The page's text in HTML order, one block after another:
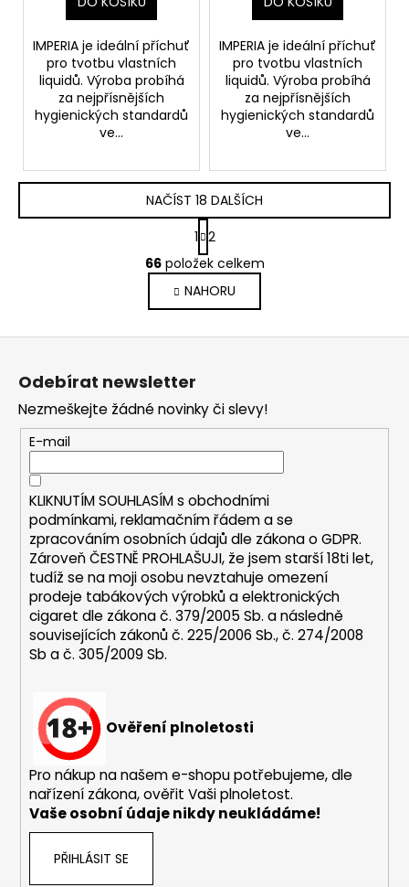
IMPERIA je ideální příchuť
pro tvotbu vlastních
liquidů. Výroba probíhá
za nejpřísnějších
hygienických standardů
ve...
IMPERIA je ideální příchuť
pro tvotbu vlastních
liquidů. Výroba probíhá
za nejpřísnějších
hygienických standardů
ve...
O
v
l
á
d
p
r
v
k
y
v
ý
p
i
s
u
NAČÍST 18 DALŠÍCH
S
t
r
á
n
k
o
í
1 2
66položek celkem
NAHORU
Odebírat newsletter
Nezmeškejte žádné novinky či slevy!
E-mail
KLIKNUTÍM SOUHLASÍM s obchodními
podmínkami,reklamačním řádem a se
zpracováním osobních údajů dle zákona oGDPR.
Zároveň ČESTNĚ PROHLAŠUJI, že jsem starší 18ti let,
tudíž se na moji osobu nevztahuje omezení
prodeje tabákových výrobků a elektronických
cigaret dle zákona č. 379/2005 Sb. a následně
souvisejících zákonů č. 225/2006 Sb., č. 274/2008
Sb a č. 305/2009 Sb.
Ověření plnoletosti
Pro nákup na našem e-shopu potřebujeme, dle
nařízení zákona, ověřit Vaši plnoletost.
Vaše osobní údaje nikdy neukládáme!
PŘIHLÁSIT SE